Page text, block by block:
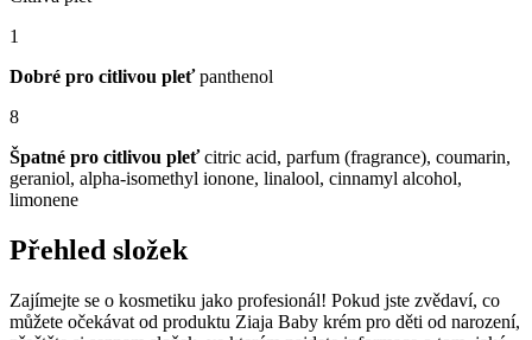
1
Dobré pro citlivou pleť panthenol
8
Špatné pro citlivou pleť citric acid, parfum (fragrance), coumarin,
geraniol, alpha-isomethyl ionone, linalool, cinnamyl alcohol,
limonene
Přehled složek
Zajímejte se o kosmetiku jako profesionál! Pokud jste zvědaví, co
můžete očekávat od produktu Ziaja Baby krém pro děti od narození,